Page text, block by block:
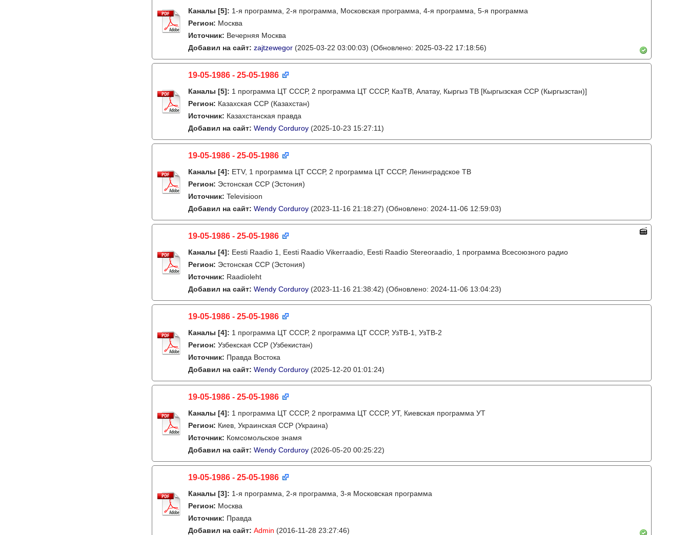
Каналы [5]: 1-я программа, 2-я программа, Московская программа, 4-я программа, 5-я программа
Регион: Москва
Источник: Вечерняя Москва
Добавил на сайт: zajtzewegor (2025-03-22 03:00:03) (Обновлено: 2025-03-22 17:18:56)
19-05-1986 - 25-05-1986
Каналы [5]: 1 программа ЦТ СССР, 2 программа ЦТ СССР, КазТВ, Алатау, Кыргыз ТВ [Кыргызская ССР (Кыргызстан)]
Регион: Казахская ССР (Казахстан)
Источник: Казахстанская правда
Добавил на сайт: Wendy Corduroy (2025-10-23 15:27:11)
19-05-1986 - 25-05-1986
Каналы [4]: ETV, 1 программа ЦТ СССР, 2 программа ЦТ СССР, Ленинградское ТВ
Регион: Эстонская ССР (Эстония)
Источник: Televisioon
Добавил на сайт: Wendy Corduroy (2023-11-16 21:18:27) (Обновлено: 2024-11-06 12:59:03)
19-05-1986 - 25-05-1986
Каналы [4]: Eesti Raadio 1, Eesti Raadio Vikerraadio, Eesti Raadio Stereoraadio, 1 программа Всесоюзного радио
Регион: Эстонская ССР (Эстония)
Источник: Raadioleht
Добавил на сайт: Wendy Corduroy (2023-11-16 21:38:42) (Обновлено: 2024-11-06 13:04:23)
19-05-1986 - 25-05-1986
Каналы [4]: 1 программа ЦТ СССР, 2 программа ЦТ СССР, УзТВ-1, УзТВ-2
Регион: Узбекская ССР (Узбекистан)
Источник: Правда Востока
Добавил на сайт: Wendy Corduroy (2025-12-20 01:01:24)
19-05-1986 - 25-05-1986
Каналы [4]: 1 программа ЦТ СССР, 2 программа ЦТ СССР, УТ, Киевская программа УТ
Регион: Киев, Украинская ССР (Украина)
Источник: Комсомольское знамя
Добавил на сайт: Wendy Corduroy (2026-05-20 00:25:22)
19-05-1986 - 25-05-1986
Каналы [3]: 1-я программа, 2-я программа, 3-я Московская программа
Регион: Москва
Источник: Правда
Добавил на сайт: Admin (2016-11-28 23:27:46)